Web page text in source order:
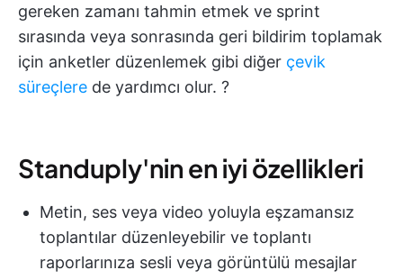
gereken zamanı tahmin etmek ve sprint
sırasında veya sonrasında geri bildirim toplamak
için anketler düzenlemek gibi diğer çevik
süreçlere de yardımcı olur. ?️
Standuply'nin en iyi özellikleri
Metin, ses veya video yoluyla eşzamansız
toplantılar düzenleyebilir ve toplantı
raporlarınıza sesli veya görüntülü mesajlar